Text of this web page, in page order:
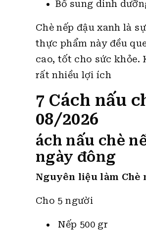
Bổ sung dinh
Chè nếp đậu xanh là
thực phẩm này đều
cao, tốt cho sức khỏe.
rất nhiều lợi ích
7 Cách nấu
08/2026
ách nấu chè
ngày đông
Nguyên liệu làm Chè
Cho 5 người
Nếp 500 gr